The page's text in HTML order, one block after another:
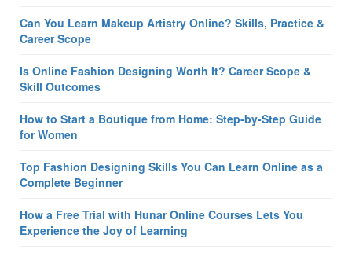
Can You Learn Makeup Artistry Online? Skills, Practice &
Career Scope
Is Online Fashion Designing Worth It? Career Scope &
Skill Outcomes
How to Start a Boutique from Home: Step-by-Step Guide
for Women
Top Fashion Designing Skills You Can Learn Online as a
Complete Beginner
How a Free Trial with Hunar Online Courses Lets You
Experience the Joy of Learning